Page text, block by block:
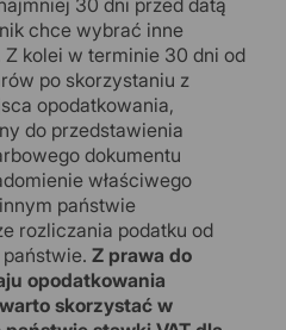
30 dni przed datą
chce wybrać inne
kolei w terminie 30 dni od
po skorzystaniu z
opodatkowania,
do przedstawienia
dokumentu
właściwego
państwie
rozliczania podatku od
państwie.Z prawa do
opodatkowania
skorzystać w